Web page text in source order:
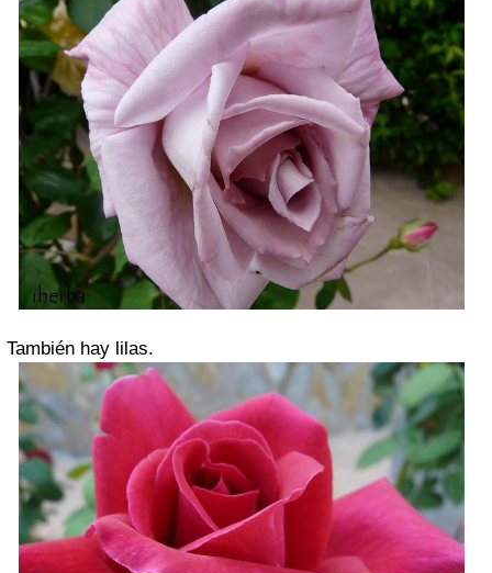
También hay lilas.